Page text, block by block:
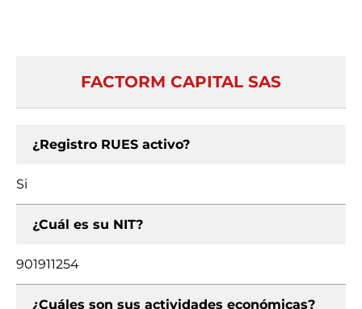
FACTORM CAPITAL SAS
¿Registro RUES activo?
Si
¿Cuál es su NIT?
901911254
¿Cuáles son sus actividades económicas?